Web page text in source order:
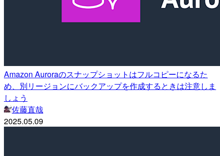
Amazon Auroraのスナップショットはフルコピーになるた
め、別リージョンにバックアップを作成するときは注意しま
しょう
佐藤直哉
2025.05.09